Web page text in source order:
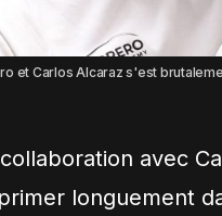
et Carlos Alcaraz s'est
avec
longuement